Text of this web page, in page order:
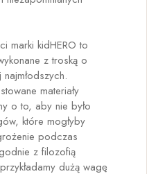
marki kidHERO to
z troską o
materiały
o to, aby nie było
które mogłyby
podczas
z filozofią
dużą wagę